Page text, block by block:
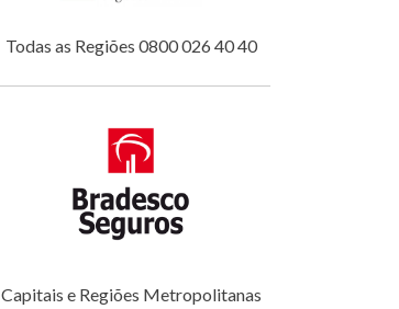
Todas as Regiões 0800 026 40 40
Capitais e Regiões Metropolitanas